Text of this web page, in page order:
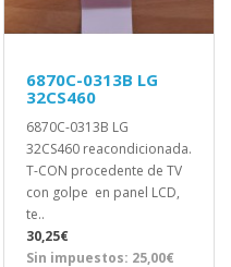
6870C-0313B LG
32CS460
6870C-0313B LG
32CS460 reacondicionada.
T-CON procedente de TV
con golpe en panel LCD,
te..
30,25€
Sin impuestos: 25,00€